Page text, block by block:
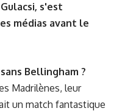
s'est
médias avant le
Bellingham ?
Madrilènes, leur
un match fantastique